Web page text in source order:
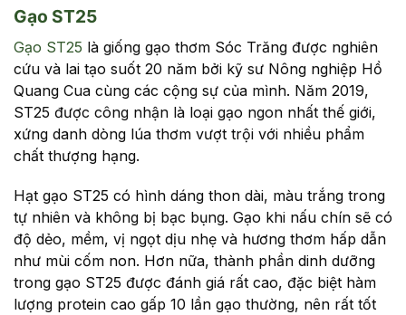
Gạo ST25
Gạo ST25 là giống gạo thơm Sóc Trăng được nghiên
cứu và lai tạo suốt 20 năm bởi kỹ sư Nông nghiệp Hồ
Quang Cua cùng các cộng sự của mình. Năm 2019,
ST25 được công nhận là loại gạo ngon nhất thế giới,
xứng danh dòng lúa thơm vượt trội với nhiều phẩm
chất thượng hạng.
Hạt gạo ST25 có hình dáng thon dài, màu trắng trong
tự nhiên và không bị bạc bụng. Gạo khi nấu chín sẽ có
độ dẻo, mềm, vị ngọt dịu nhẹ và hương thơm hấp dẫn
như mùi cốm non. Hơn nữa, thành phần dinh dưỡng
trong gạo ST25 được đánh giá rất cao, đặc biệt hàm
lượng protein cao gấp 10 lần gạo thường, nên rất tốt